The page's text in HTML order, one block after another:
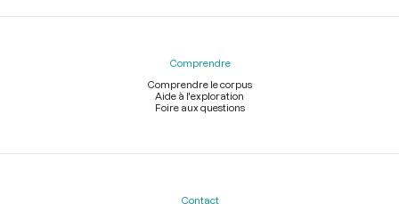
Comprendre
Comprendre le corpus
Aide à l'exploration
Foire aux questions
Contact